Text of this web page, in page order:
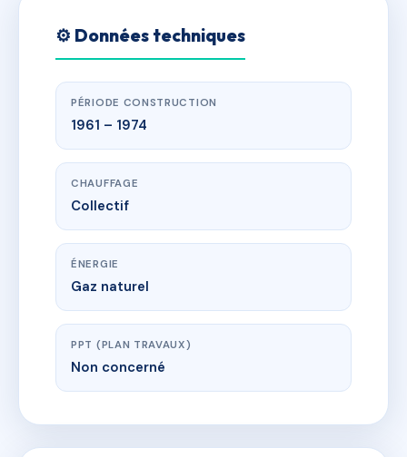
⚙️ Données techniques
PÉRIODE CONSTRUCTION
1961 – 1974
CHAUFFAGE
Collectif
ÉNERGIE
Gaz naturel
PPT (PLAN TRAVAUX)
Non concerné